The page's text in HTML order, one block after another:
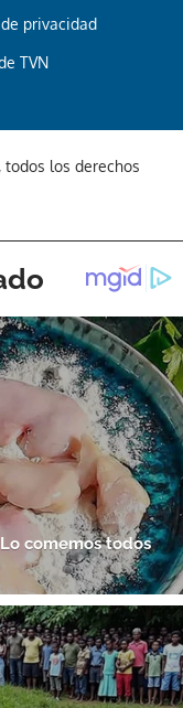
privacidad
TVN
los derechos